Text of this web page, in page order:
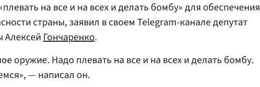
на все и на всех и делать бомбу» для обеспечения
страны, заявил в своем Telegram-канале депутат
АлексейГончаренко.
оружие. Надо плевать на все и на всех и делать бомбу.
— написал он.